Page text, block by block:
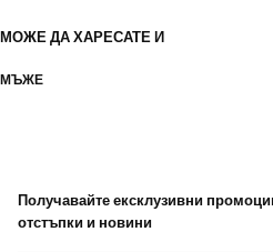
МОЖЕ ДА ХАРЕСАТЕ И
МЪЖЕ
Получавайте ексклузивни
отстъпки и новини